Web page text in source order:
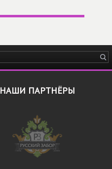
НАШИ ПАРТНЁРЫ